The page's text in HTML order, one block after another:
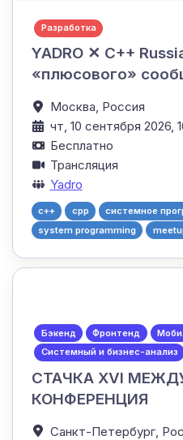
Разработка
YADRO ✕ C++
«плюсового»
Москва, Россия
чт, 10 сентября 2026,
Бесплатно
Трансляция
Yadro
c++ cpp
системное
system programming
Бэкенд Фронтенд
Системный и бизнес-анализ
СТАЧКА XVI
КОНФЕРЕНЦИЯ
Санкт-Петербург,